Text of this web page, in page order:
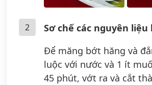
2
Sơ chế các nguyên liệu
Để măng bớt hăng và
luộc với nước và 1 ít
45 phút, vớt ra và cắt